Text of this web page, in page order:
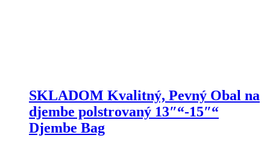
SKLADOM Kvalitný, Pevný Obal na
djembe polstrovaný 13″“-15″“
Djembe Bag